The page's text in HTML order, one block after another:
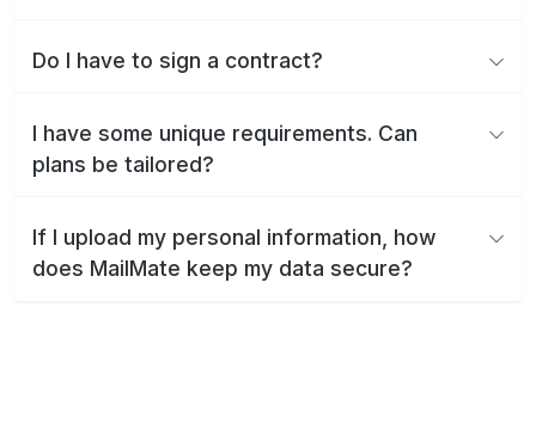
Do I have to sign a contract?
I have some unique requirements. Can
plans be tailored?
If I upload my personal information, how
does MailMate keep my data secure?